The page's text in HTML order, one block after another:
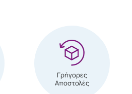
Γρήγορες
Αποστολές